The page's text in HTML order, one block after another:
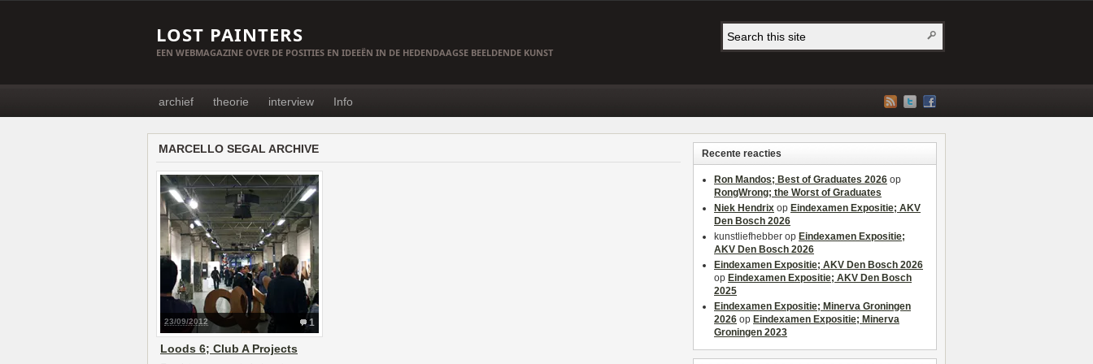
LOST PAINTERS
EEN WEBMAGAZINE OVER DE POSITIES EN IDEEËN IN DE HEDENDAAGSE BEELDENDE KUNST
archief theorie interview Info
MARCELLO SEGAL ARCHIVE
1
23/09/2012
Loods 6; Club A Projects
Recente reacties
Ron Mandos; Best of Graduates 2026 op
RongWrong; the Worst of Graduates
Niek Hendrix op Eindexamen Expositie; AKV
Den Bosch 2026
kunstliefhebber op Eindexamen Expositie;
AKV Den Bosch 2026
Eindexamen Expositie; AKV Den Bosch 2026
op Eindexamen Expositie; AKV Den Bosch
2025
Eindexamen Expositie; Minerva Groningen
2026 op Eindexamen Expositie; Minerva
Groningen 2023